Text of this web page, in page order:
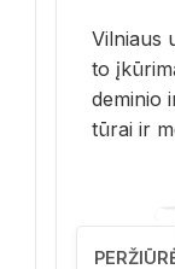
Vil­niaus
to
de­mi­nio
tū­rai ir